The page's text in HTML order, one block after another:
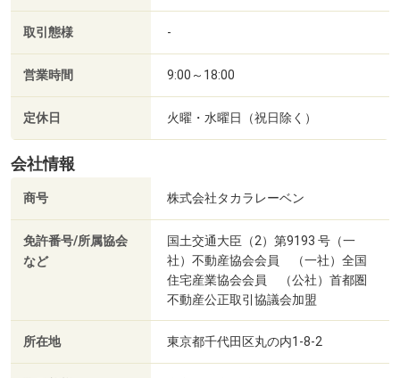
取引態様 -
営業時間 9:00～18:00
定休日 火曜・水曜日（祝日除く）
会社情報
商号 株式会社タカラレーベン
免許番号/所属協会
など
国土交通大臣（2）第9193 号（一
社）不動産協会会員 （一社）全国
住宅産業協会会員 （公社）首都圏
不動産公正取引協議会加盟
所在地 東京都千代田区丸の内1-8-2